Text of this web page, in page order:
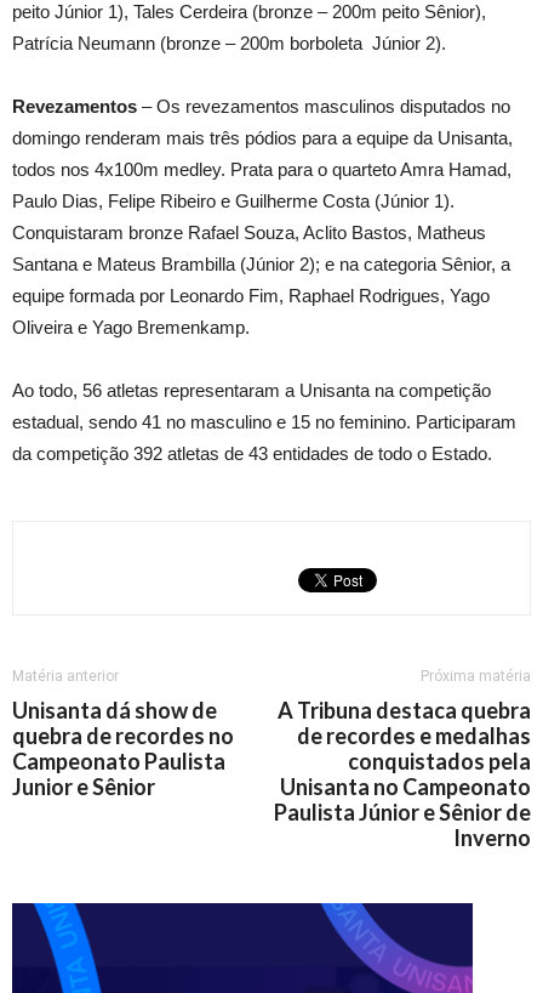
peito Júnior 1), Tales Cerdeira (bronze – 200m peito Sênior),
Patrícia Neumann (bronze – 200m borboleta Júnior 2).
Revezamentos – Os revezamentos masculinos disputados no
domingo renderam mais três pódios para a equipe da Unisanta,
todos nos 4x100m medley. Prata para o quarteto Amra Hamad,
Paulo Dias, Felipe Ribeiro e Guilherme Costa (Júnior 1).
Conquistaram bronze Rafael Souza, Aclito Bastos, Matheus
Santana e Mateus Brambilla (Júnior 2); e na categoria Sênior, a
equipe formada por Leonardo Fim, Raphael Rodrigues, Yago
Oliveira e Yago Bremenkamp.
Ao todo, 56 atletas representaram a Unisanta na competição
estadual, sendo 41 no masculino e 15 no feminino. Participaram
da competição 392 atletas de 43 entidades de todo o Estado.
Matéria anterior
Unisanta dá show de
quebra de recordes no
Campeonato Paulista
Junior e Sênior
Próxima matéria
A Tribuna destaca quebra
de recordes e medalhas
conquistados pela
Unisanta no Campeonato
Paulista Júnior e Sênior de
Inverno